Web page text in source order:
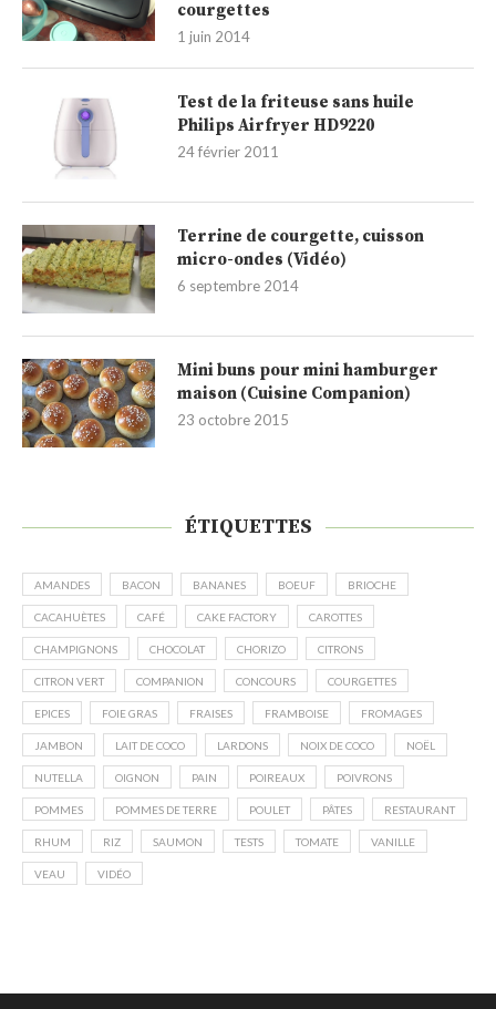
terrine de volaille et une terrine de
courgettes
Test de la friteuse sans huile
Philips Airfryer HD9220
Terrine de courgette, cuisson
micro-ondes (Vidéo)
Mini buns pour mini hamburger
maison (Cuisine Companion)
AMANDES BACON BANANES BOEUF BRIOCHE
CACAHUÈTES CAFÉ CAKE FACTORY CAROTTES
CHAMPIGNONS CHOCOLAT CHORIZO CITRONS
CITRON VERT COMPANION CONCOURS COURGETTES
EPICES FOIE GRAS FRAISES FRAMBOISE FROMAGES
JAMBON LAIT DE COCO LARDONS NOIX DE COCO
NUTELLA OIGNON PAIN POIREAUX POIVRONS
POMMES POMMES DE TERRE POULET PÂTES RESTAURANT
RHUM RIZ